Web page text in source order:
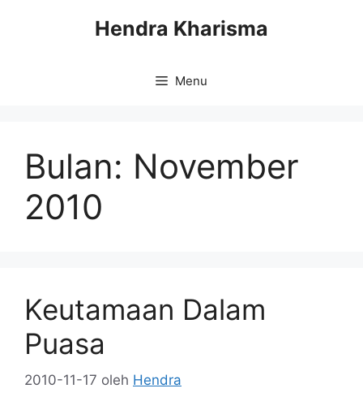
Hendra Kharisma
Menu
Bulan: November
2010
Keutamaan Dalam
Puasa
2010-11-17 oleh Hendra